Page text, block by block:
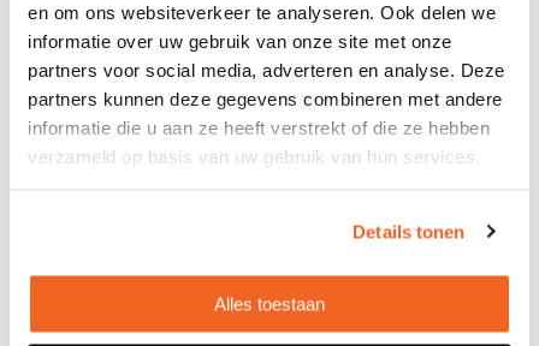
en om ons websiteverkeer te analyseren. Ook delen we
informatie over uw gebruik van onze site met onze
partners voor social media, adverteren en analyse. Deze
partners kunnen deze gegevens combineren met andere
informatie die u aan ze heeft verstrekt of die ze hebben
verzameld op basis van uw gebruik van hun services.
Details tonen
Alles toestaan